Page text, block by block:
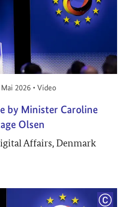
am:
Mai 2026 • Video
by Minister Caroline
Olsen
Affairs, Denmark